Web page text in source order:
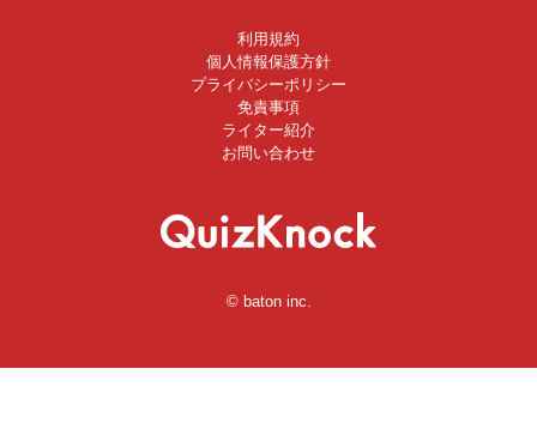
利用規約
個人情報保護方針
プライバシーポリシー
免責事項
ライター紹介
お問い合わせ
© baton inc.